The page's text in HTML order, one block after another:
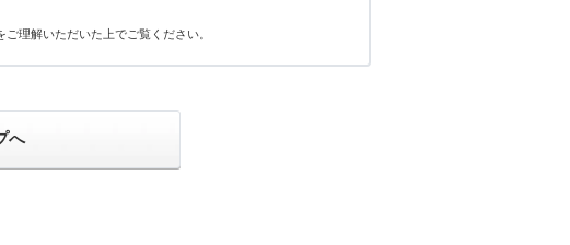
理解いただいた上でご覧ください。
へ